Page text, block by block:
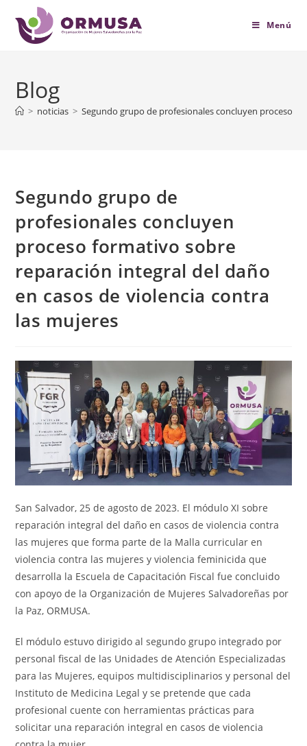
contenido
Menú
Blog
> noticias > Segundo grupo de profesionales concluyen proceso
Segundo grupo de
profesionales concluyen
proceso formativo sobre
reparación integral del daño
en casos de violencia contra
las mujeres
San Salvador, 25 de agosto de 2023. El módulo XI sobre
reparación integral del daño en casos de violencia contra
las mujeres que forma parte de la Malla curricular en
violencia contra las mujeres y violencia feminicida que
desarrolla la Escuela de Capacitación Fiscal fue concluido
con apoyo de la Organización de Mujeres Salvadoreñas por
la Paz, ORMUSA.
El módulo estuvo dirigido al segundo grupo integrado por
personal fiscal de las Unidades de Atención Especializadas
para las Mujeres, equipos multidisciplinarios y personal del
Instituto de Medicina Legal y se pretende que cada
profesional cuente con herramientas prácticas para
solicitar una reparación integral en casos de violencia